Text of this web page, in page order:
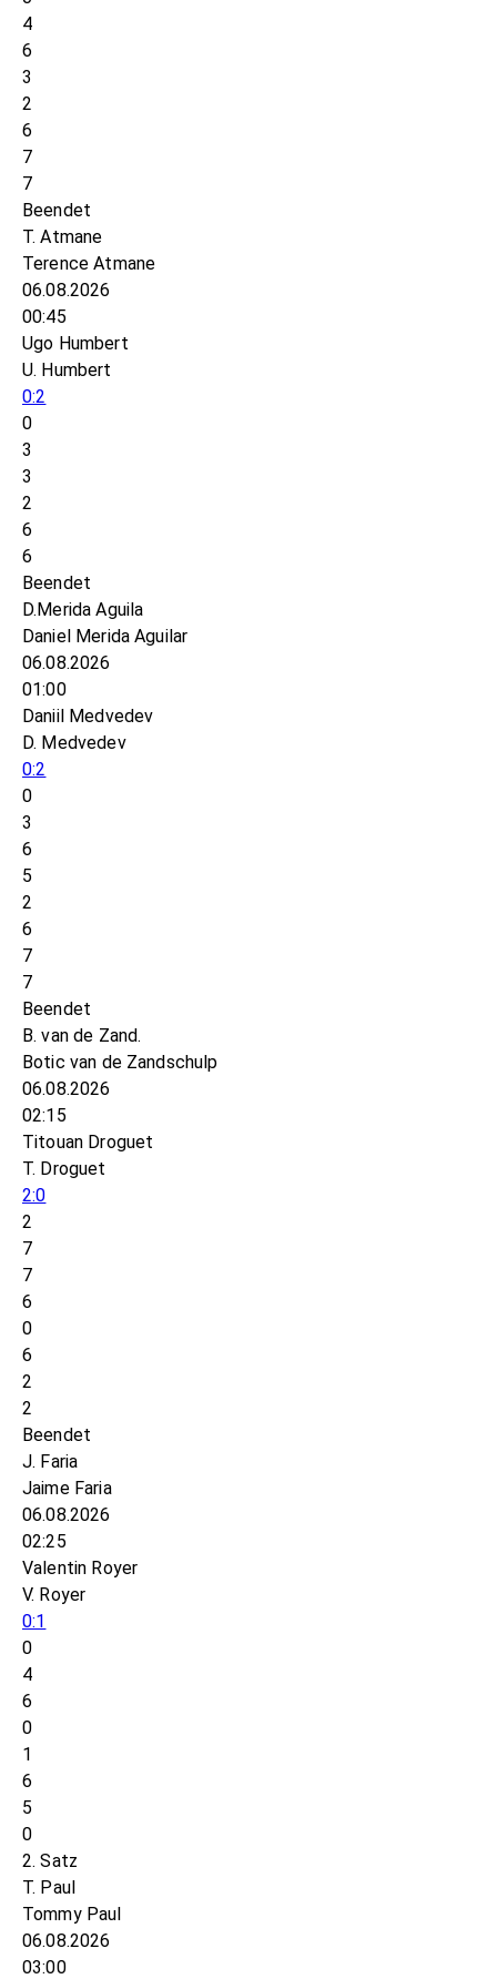
4
6
3
2
6
7
7
Beendet
T. Atmane
Terence Atmane
06.08.2026
00:45
Ugo Humbert
U. Humbert
0:2
0
3
3
2
6
6
Beendet
D.Merida Aguila
Daniel Merida Aguilar
06.08.2026
01:00
Daniil Medvedev
D. Medvedev
0:2
0
3
6
5
2
6
7
7
Beendet
B. van de Zand.
Botic van de Zandschulp
06.08.2026
02:15
Titouan Droguet
T. Droguet
2:0
2
7
7
6
0
6
2
2
Beendet
J. Faria
Jaime Faria
06.08.2026
02:25
Valentin Royer
V. Royer
0:1
0
4
6
0
1
6
5
0
2. Satz
T. Paul
Tommy Paul
06.08.2026
03:00